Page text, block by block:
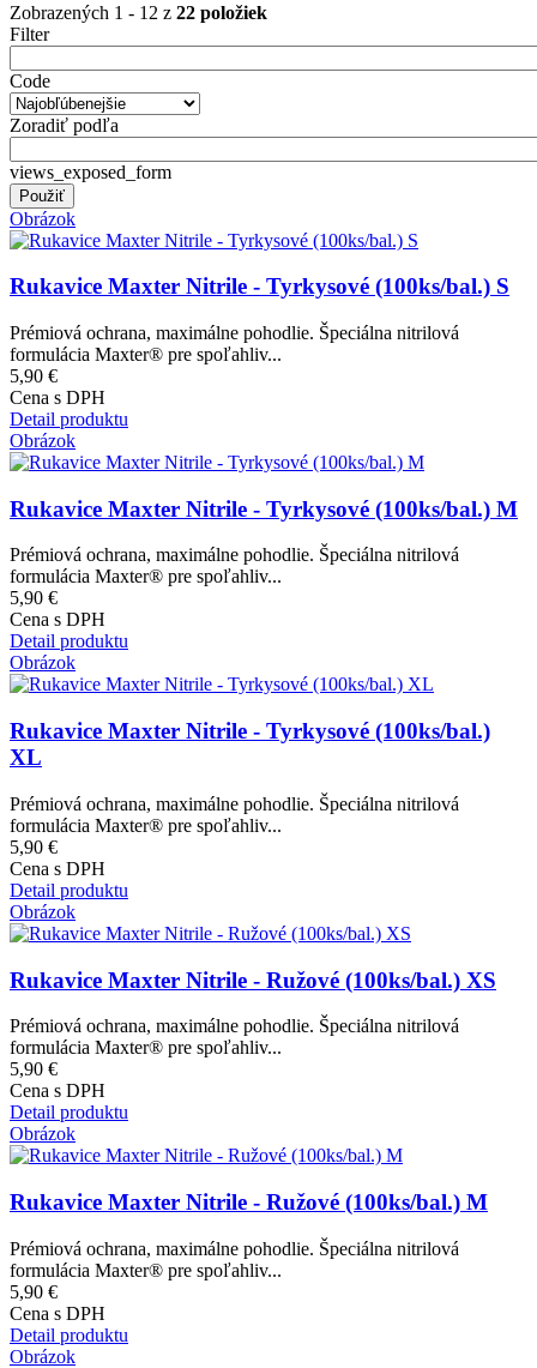
Zobrazených 1 - 12 z 22 položiek
Filter
Code
Zoradiť podľa
views_exposed_form
Obrázok
Rukavice Maxter Nitrile - Tyrkysové (100ks/bal.) S
Prémiová ochrana, maximálne pohodlie. Špeciálna nitrilová
formulácia Maxter® pre spoľahliv...
5,90 €
Cena s DPH
Detail produktu
Obrázok
Rukavice Maxter Nitrile - Tyrkysové (100ks/bal.) M
Prémiová ochrana, maximálne pohodlie. Špeciálna nitrilová
formulácia Maxter® pre spoľahliv...
5,90 €
Cena s DPH
Detail produktu
Obrázok
Rukavice Maxter Nitrile - Tyrkysové (100ks/bal.)
XL
Prémiová ochrana, maximálne pohodlie. Špeciálna nitrilová
formulácia Maxter® pre spoľahliv...
5,90 €
Cena s DPH
Detail produktu
Obrázok
Rukavice Maxter Nitrile - Ružové (100ks/bal.) XS
Prémiová ochrana, maximálne pohodlie. Špeciálna nitrilová
formulácia Maxter® pre spoľahliv...
5,90 €
Cena s DPH
Detail produktu
Obrázok
Rukavice Maxter Nitrile - Ružové (100ks/bal.) M
Prémiová ochrana, maximálne pohodlie. Špeciálna nitrilová
formulácia Maxter® pre spoľahliv...
5,90 €
Cena s DPH
Detail produktu
Obrázok